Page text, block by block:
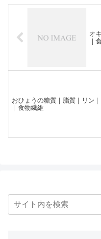
オ
｜
おひょうの糖質｜脂質｜リン
｜食物繊維